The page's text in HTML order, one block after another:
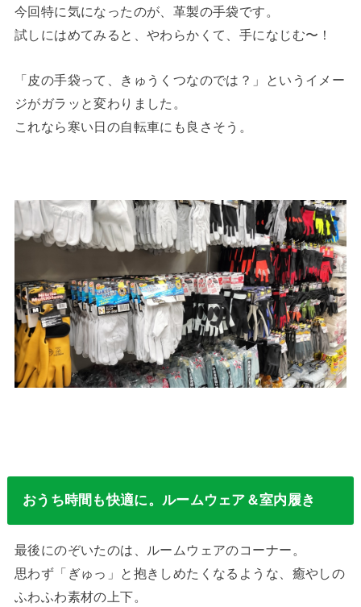
今回特に気になったのが、革製の手袋です。
試しにはめてみると、やわらかくて、手になじむ〜！
「皮の手袋って、きゅうくつなのでは？」というイメー
ジがガラッと変わりました。
これなら寒い日の自転車にも良さそう。
おうち時間も快適に。ルームウェア＆室内履き
最後にのぞいたのは、ルームウェアのコーナー。
思わず「ぎゅっ」と抱きしめたくなるような、癒やしの
ふわふわ素材の上下。